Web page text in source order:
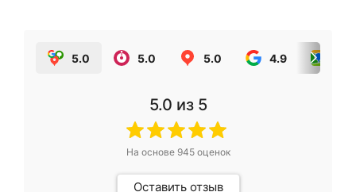
5.0 5.0 5.0 4.9
5.0 из 5
На основе 945оценок
Оставить отзыв